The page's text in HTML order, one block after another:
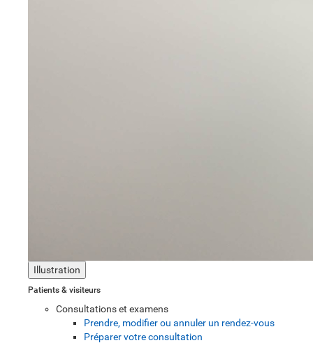
Illustration
Patients & visiteurs
Consultations et examens
Prendre, modifier ou annuler un rendez-vous
Préparer votre consultation